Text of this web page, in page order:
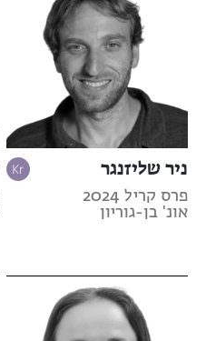
ניר שליזנגר
פרס קריל 2024
אונ' בן-גוריון